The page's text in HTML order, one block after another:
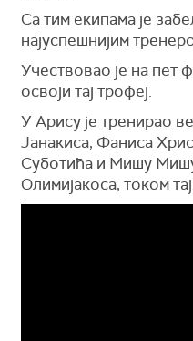
Са тим екипама је
најуспешнијим
Учествовао је на пет
освоји тај трофеј.
У Арису је тренирао
Јанакиса, Фаниса
Суботића и Мишу
Олимијакоса, током